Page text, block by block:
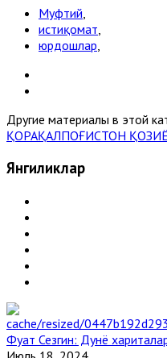
Муфтий
истиқомат
юрдошлар
Другие материалы в этой
ҚОРАҚАЛПОҒИСТОН
Янгиликлар
Фуат Сезгин: Дунё